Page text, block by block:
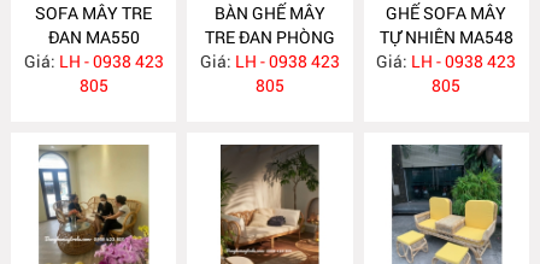
SOFA MÂY TRE
ĐAN MA550
Giá: LH - 0938 423
805
BÀN GHẾ MÂY
TRE ĐAN PHÒNG
KHÁCH MA549
Giá: LH - 0938 423
805
GHẾ SOFA MÂY
TỰ NHIÊN MA548
Giá: LH - 0938 423
805